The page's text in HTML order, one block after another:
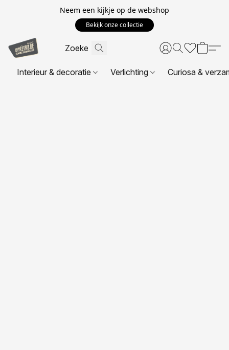
Neem een kijkje op de webshop
Bekijk onze collectie
Interieur & decoratie Verlichting Curiosa &